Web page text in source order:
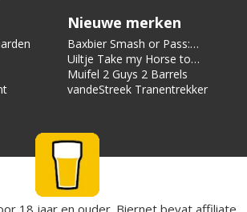
Nieuwe merken
Baxbier Smash or Pass:
Strata
Uiltje Take my Horse to
the Hotel Room
Muifel 2 Guys 2 Barrels
vandeStreek Tranentrekker
18 jaar en ouder. Biernet bevat affiliate